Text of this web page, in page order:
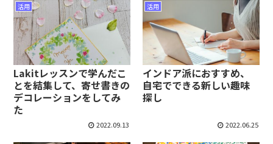
活用
Lakitレッスンで学んだこ
とを結集して、寄せ書きの
デコレーションをしてみ
た
2022.09.13
活用
インドア派におすすめ、
自宅でできる新しい趣味
探し
2022.06.25